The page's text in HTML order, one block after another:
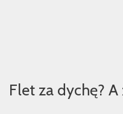
Flet za dychę?